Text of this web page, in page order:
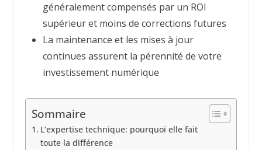
généralement compensés par un ROI
supérieur et moins de corrections futures
La maintenance et les mises à jour
continues assurent la pérennité de votre
investissement numérique
Sommaire
L’expertise technique: pourquoi elle fait
toute la différence